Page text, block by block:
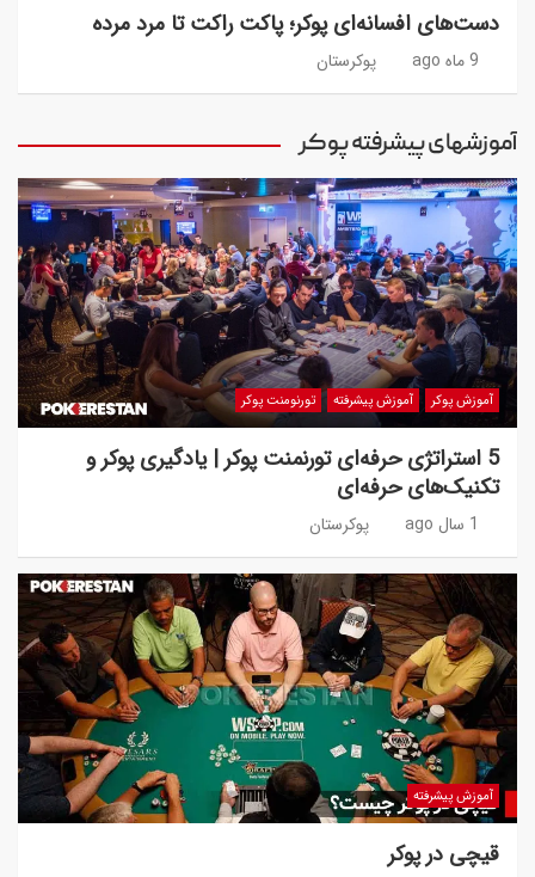
دست‌های افسانه‌ای پوکر؛ پاکت راکت تا مرد مرده
9 ماه ago پوکرستان
آموزشهای پیشرفته پوکر
آموزش پوکر آموزش پیشرفته تورنومنت پوکر
5 استراتژی حرفه‌ای تورنمنت پوکر | یادگیری پوکر و
تکنیک‌های حرفه‌ای
1 سال ago پوکرستان
آموزش پیشرفته
قیچی در پوکر